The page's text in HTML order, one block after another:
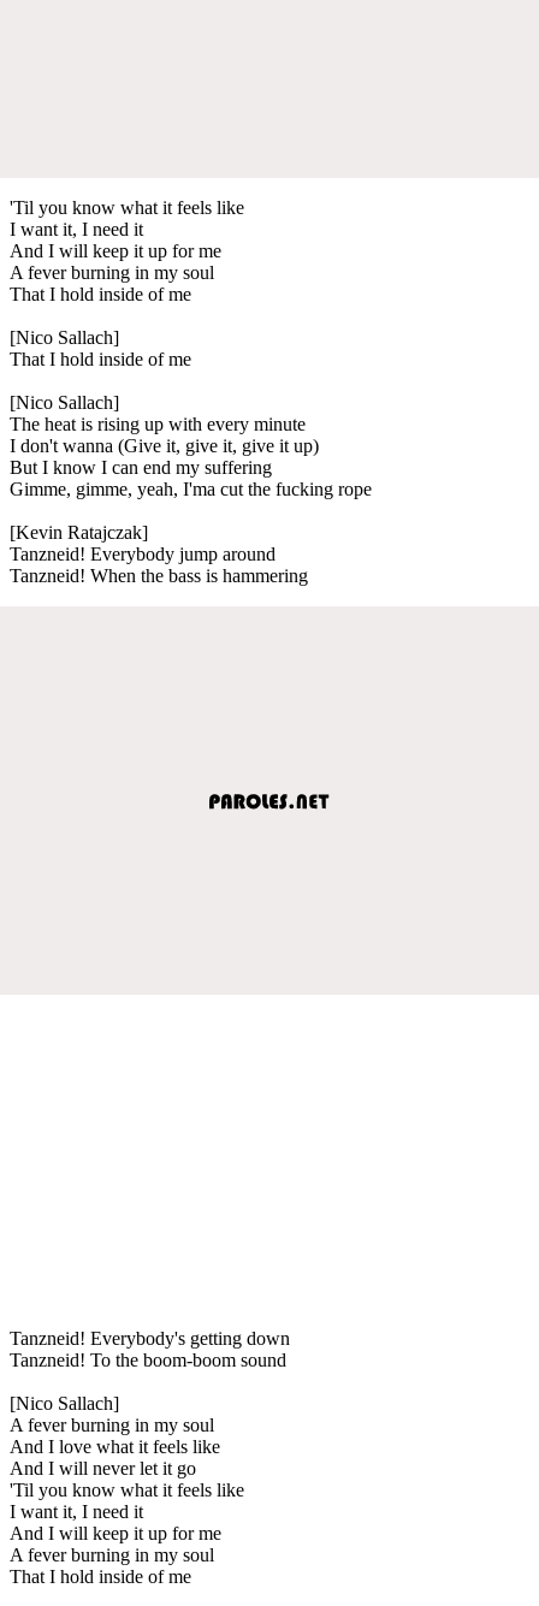
'Til you know what it feels like
I want it, I need it
And I will keep it up for me
A fever burning in my soul
That I hold inside of me
[Nico Sallach]
That I hold inside of me
[Nico Sallach]
The heat is rising up with every minute
I don't wanna (Give it, give it, give it up)
But I know I can end my suffering
Gimme, gimme, yeah, I'ma cut the fucking rope
[Kevin Ratajczak]
Tanzneid! Everybody jump around
Tanzneid! When the bass is hammering
Tanzneid! Everybody's getting down
Tanzneid! To the boom-boom sound
[Nico Sallach]
A fever burning in my soul
And I love what it feels like
And I will never let it go
'Til you know what it feels like
I want it, I need it
And I will keep it up for me
A fever burning in my soul
That I hold inside of me